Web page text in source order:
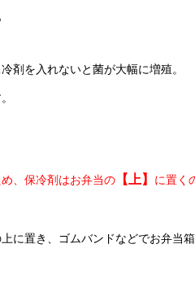
剤を入れないと菌が大幅に増殖。
、保冷剤はお弁当の 【上】 に置く
に置き、ゴムバンドなどでお弁当